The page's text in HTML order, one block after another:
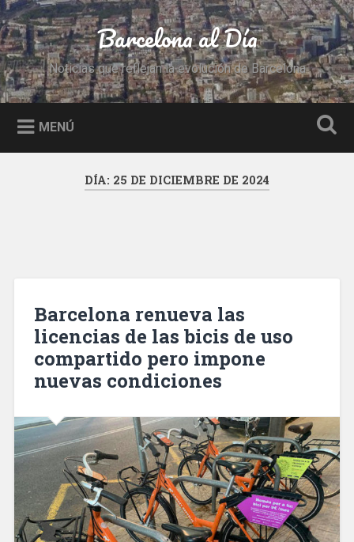
Saltar
al
contenido
Buscar Barcelona al Día
Noticias que reflejan la evolución de Barcelona
MENÚ
DÍA: 25 DE DICIEMBRE DE 2024
Barcelona renueva las
licencias de las bicis de uso
compartido pero impone
nuevas condiciones